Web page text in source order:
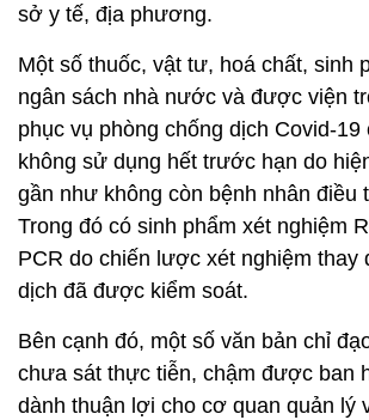
sở y tế, địa phương.
Một số thuốc, vật tư, hoá chất, sinh
ngân sách nhà nước và được viện
phục vụ phòng chống dịch Covid-
không sử dụng hết trước hạn do
gần như không còn bệnh nhân điều
Trong đó có sinh phẩm xét nghiệm
PCR do chiến lược xét nghiệm thay
dịch đã được kiểm soát.
Bên cạnh đó, một số văn bản chỉ
chưa sát thực tiễn, chậm được ban
dành thuận lợi cho cơ quan quản lý